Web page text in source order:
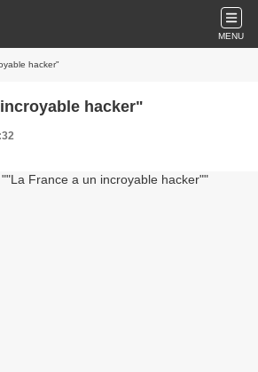
MENU
hacker"
hacker"